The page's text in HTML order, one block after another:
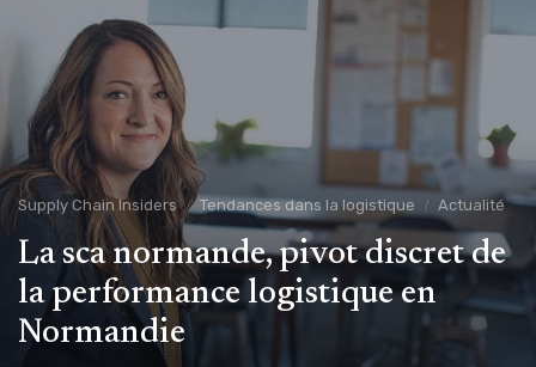
Supply Chain Insiders Tendances dans la logistique Actualité
La sca normande, pivot discret de
la performance logistique en
Normandie